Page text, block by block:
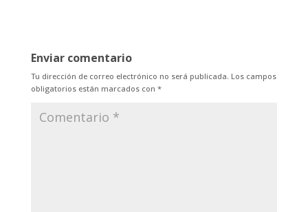
Enviar comentario
Tu dirección de correo electrónico no será publicada. Los campos
obligatorios están marcados con *